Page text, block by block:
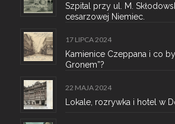
Szpital przy ul. M.
cesarzowej Niemiec.
17 LIPCA 2024
Kamienice Czeppana i co
Gronem”?
22 MAJA 2024
Lokale, rozrywka i hotel w